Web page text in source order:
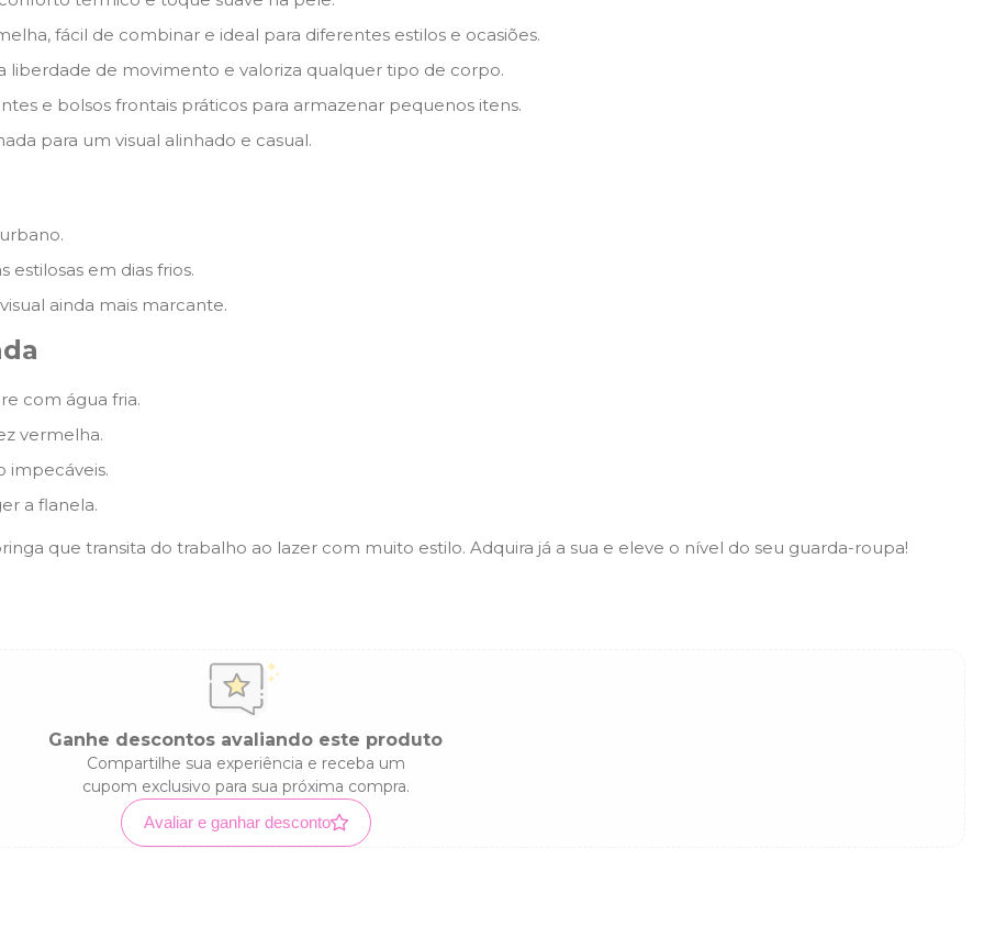
fácil de combinar e ideal para diferentes estilos e ocasiões.
de movimento e valoriza qualquer tipo de corpo.
e bolsos frontais práticos para armazenar pequenos itens.
para um visual alinhado e casual.
em dias frios.
ainda mais marcante.
com água fria.
vermelha.
impecáveis.
a flanela.
que transita do trabalho ao lazer com muito estilo. Adquira já a sua e eleve o nível do seu guarda-roupa!
Ganhe descontos avaliando este produto
Compartilhe sua experiência e receba um
cupom exclusivo para sua próxima compra.
Avaliar e ganhar desconto